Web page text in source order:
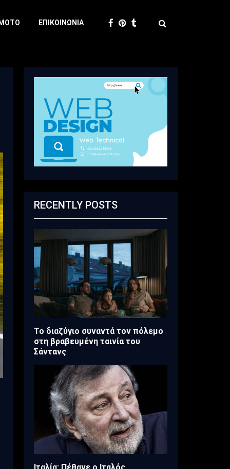
ΕΠΙΚΟΙΝΩΝΊΑ
RECENTLY POSTS
Το διαζύγιο συναντά τον πόλεμο
στη βραβευμένη ταινία του
Σάντανς